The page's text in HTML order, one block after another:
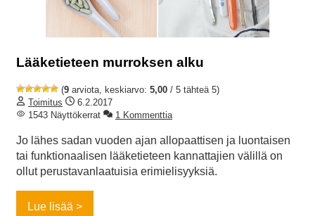
Lääketieteen murroksen alku
(9 arviota, keskiarvo: 5,00 / 5 tähteä 5)
Toimitus
6.2.2017
1543 Näyttökerrat
1 Kommenttia
Jo lähes sadan vuoden ajan allopaattisen ja luontaisen
tai funktionaalisen lääketieteen kannattajien välillä on
ollut perustavanlaatuisia erimielisyyksiä.
Lue lisää